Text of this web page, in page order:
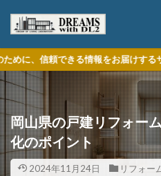
をお届けするサイトです。
岡山県の戸建リフォー
化のポイント
2024年11月24日 リフォー